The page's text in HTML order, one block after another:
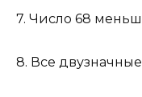
7. Число 68
8. Все